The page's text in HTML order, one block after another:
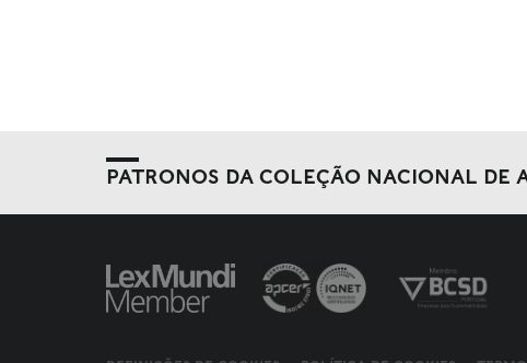
PATRONOS DA COLEÇÃO NACIONAL DE